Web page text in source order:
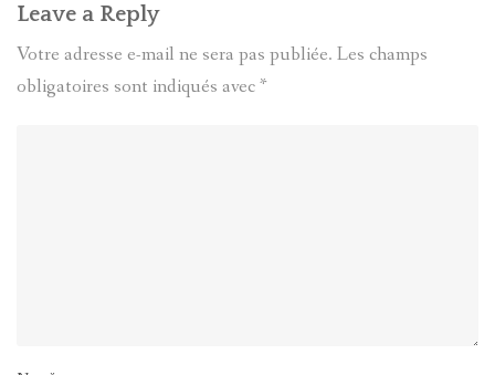
Leave a Reply
Votre adresse e-mail ne sera pas publiée. Les champs
obligatoires sont indiqués avec*